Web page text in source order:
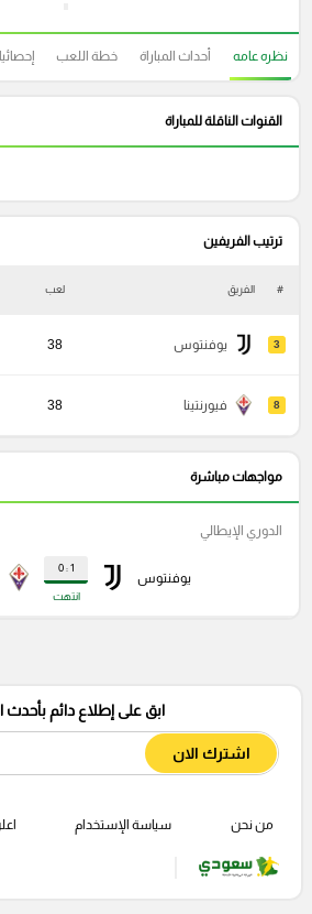
نظره عامه أحداث المباراة خطة اللعب
القنوات الناقلة للمباراة
ترتيب الفريفين
# الفريق لعب
3 يوفنتوس 38
8 فيورنتينا 38
مواجهات مباشرة
يوفنتوس
1 : 0
انتهت
الدوري الإيطالي
ابق على إطلاع دائم بأحدث
اشترك الان
من نحن سياسة الإستخدام